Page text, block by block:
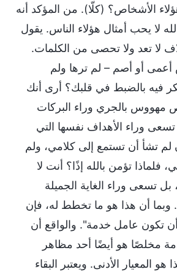
الأشخاص؟ (كلّا). من المؤكد أنه
لا يحب أمثال هؤلاء الناس. يقول
لا تعد ولا تحصى من الكلمات.
أو أصم – لم ترها ولم
فيه بالضبط في قلبك؟ أرى أنك
بالجري وراء البركات
تسعى وراء الأهداف نفسها التي
تشأ أن تستمع إلى كلامي، ولم
فلماذا تؤمن بالله إذًا؟ أنت لا
تسعى وراء الغاية الجميلة
وبما أن هذا هو ما تخطط له، فإن
عامل خدمة". والواقع أن
مخلصًا هو أيضًا أحد مظاهر
المعيار الأدنى. ويعتبر البقاء